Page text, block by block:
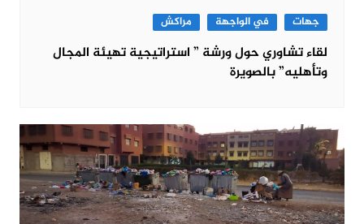
جهات في الواجهة مراكش
لقاء تشاوري حول ورشة ” استراتيجية تهيئة المجال
وتأهليه” بالصويرة